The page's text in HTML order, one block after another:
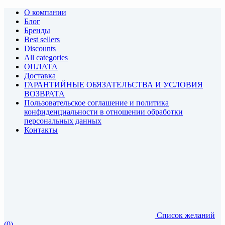
О компании
Блог
Бренды
Best sellers
Discounts
All categories
ОПЛАТА
Доставка
ГАРАНТИЙНЫЕ ОБЯЗАТЕЛЬСТВА И УСЛОВИЯ
ВОЗВРАТА
Пользовательское соглашение и политика
конфиденциальности в отношении обработки
персональных данных
Контакты
Список желаний